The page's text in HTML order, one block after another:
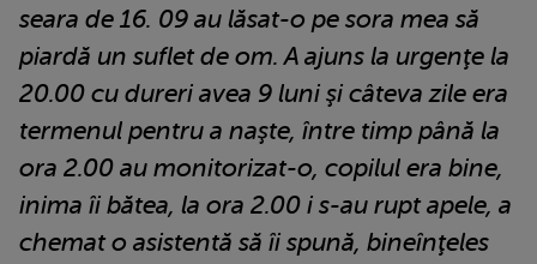
seara de 16. 09 au lăsat-o pe sora mea să
piardă un suflet de om. A ajuns la urgenţe la
20.00 cu dureri avea 9 luni şi câteva zile era
termenul pentru a naşte, între timp până la
ora 2.00 au monitorizat-o, copilul era bine,
inima îi bătea, la ora 2.00 i s-au rupt apele, a
chemat o asistentă să îi spună, bineînţeles